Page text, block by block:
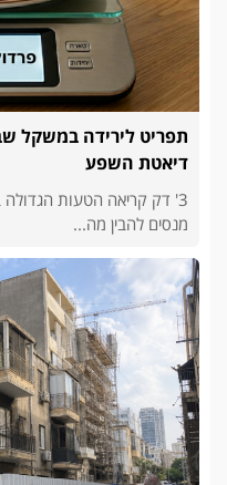
תפריט לירידה במשקל
דיאטת השפע
3' דק קריאה הטעות הגדולה
מנסים להבין מה...